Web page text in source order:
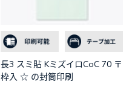
長3 スミ貼 KミズイロCoC 70 〒
枠入 ☆ の封筒印刷